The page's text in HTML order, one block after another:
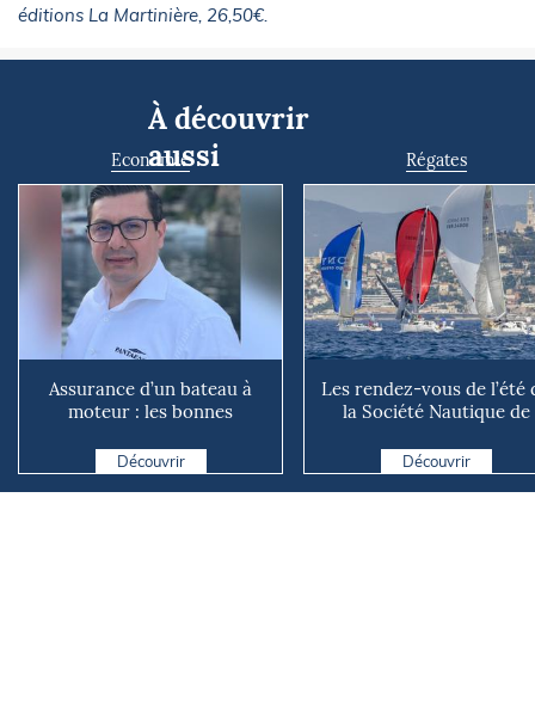
éditions La Martinière, 26,50€.
À découvrir
aussi
Economie
Assurance d’un bateau à
moteur : les bonnes
d...
Découvrir
Régates
Les rendez-vous de l’été
la Société Nautique de
Découvrir